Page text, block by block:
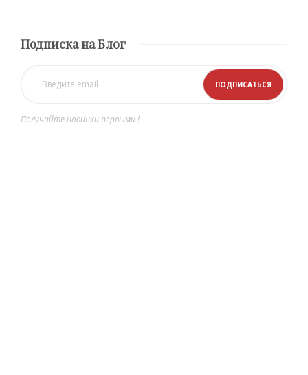
Подписка на Блог
Получайте новинки первыми !